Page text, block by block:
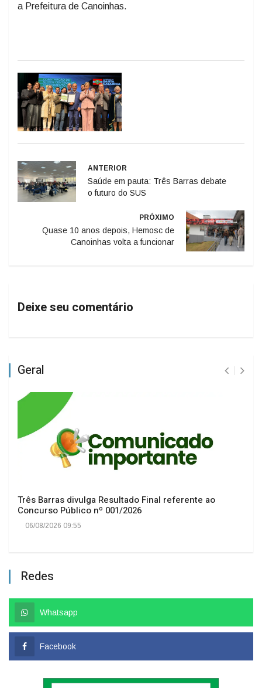
a Prefeitura de Canoinhas.
ANTERIOR
Saúde em pauta: Três Barras debate
o futuro do SUS
PRÓXIMO
Quase 10 anos depois, Hemosc de
Canoinhas volta a funcionar
Deixe seu comentário
Geral
Três Barras divulga Resultado Final referente ao
Concurso Público nº 001/2026
06/08/2026 09:55
Redes
Whatsapp
Facebook